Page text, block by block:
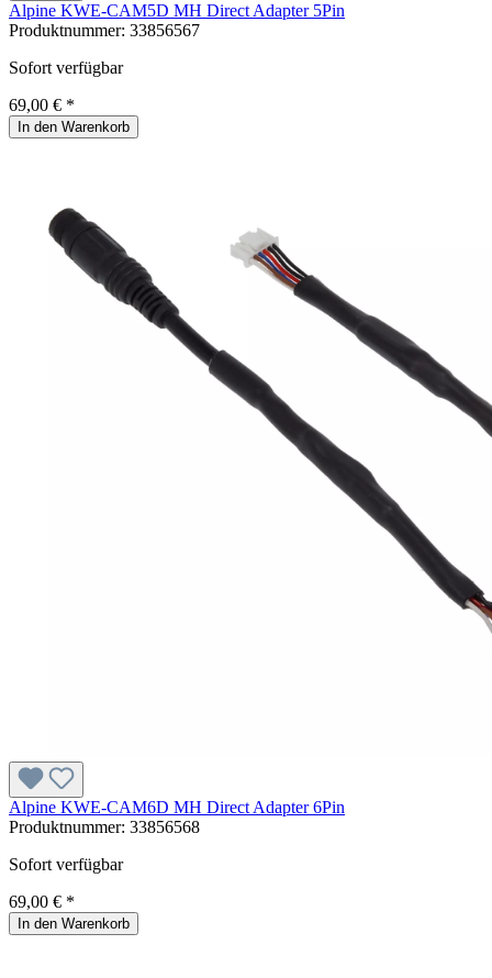
Alpine KWE-CAM5D MH Direct Adapter 5Pin
Produktnummer: 33856567
Sofort verfügbar
69,00 € *
In den Warenkorb
Alpine KWE-CAM6D MH Direct Adapter 6Pin
Produktnummer: 33856568
Sofort verfügbar
69,00 € *
In den Warenkorb